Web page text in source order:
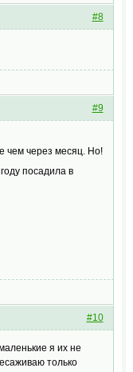
#8
#9
чем через месяц. Но!
посадила в
#10
я их не
только